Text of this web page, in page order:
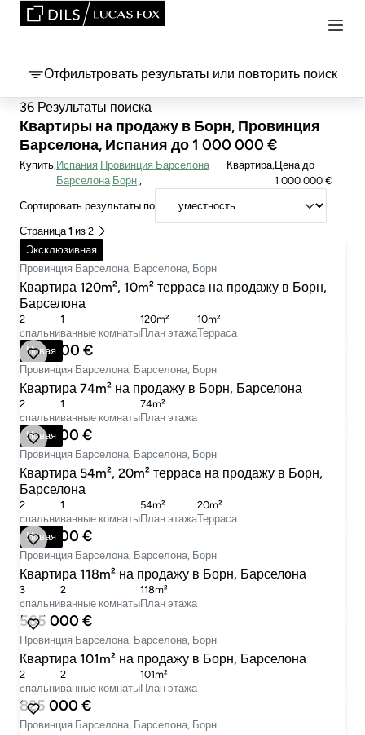
Отфильтровать результаты или повторить поиск
36 Результаты поиска
Квартиры на продажу в Борн, Провинция
Барселона, Испания до 1 000 000 €
Купить Испания Провинция Барселона
Барселона Борн
Квартира Ценадо
1 000 000 €
Сортировать результаты по
Страница1 из 2
Эксклюзивная
700 000 €
Провинция Барселона, Барселона, Борн
Квартира 120m², 10m² террасa на продажу в Борн,
Барселона
cпальни
2
ванные комнаты
1
План этажа
120m²
Терраса
10m²
Новая
480 000 €
Провинция Барселона, Барселона, Борн
Квартира 74m² на продажу в Борн, Барселона
cпальни
2
ванные комнаты
1
План этажа
74m²
Новая
420 000 €
Провинция Барселона, Барселона, Борн
Квартира 54m², 20m² террасa на продажу в Борн,
Барселона
cпальни
2
ванные комнаты
1
План этажа
54m²
Терраса
20m²
Новая
595 000 €
Провинция Барселона, Барселона, Борн
Квартира 118m² на продажу в Борн, Барселона
cпальни
3
ванные комнаты
2
План этажа
118m²
565 000 €
Провинция Барселона, Барселона, Борн
Квартира 101m² на продажу в Борн, Барселона
cпальни
2
ванные комнаты
2
План этажа
101m²
825 000 €
Провинция Барселона, Барселона, Борн